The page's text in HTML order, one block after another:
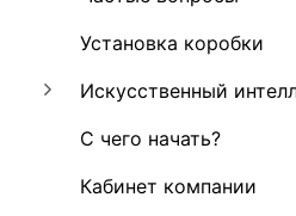
Установка коробки
Искусственный
С чего начать?
Кабинет компании